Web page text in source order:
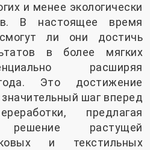
и менее экологически
В настоящее время
ли они достичь
в более мягких
расширяя
Это достижение
шаг вперед
предлагая
решение растущей
и текстильных